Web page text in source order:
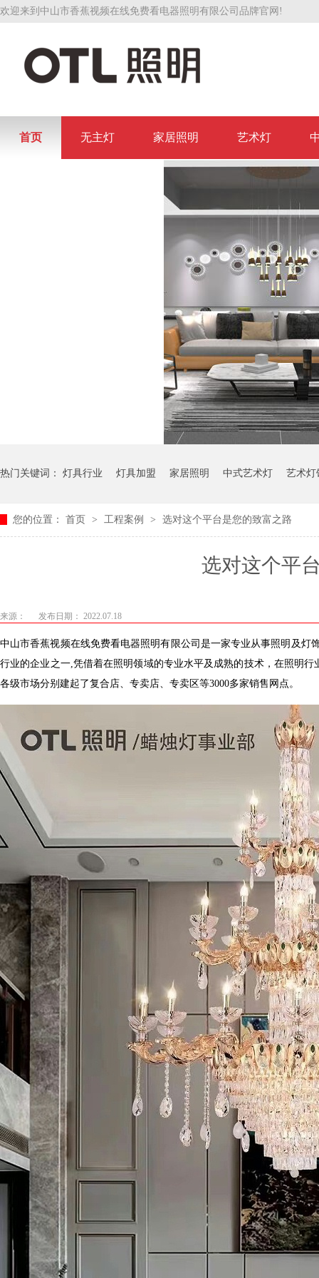
欢迎来到中山市香蕉视频在线免费看电器照明有限公司品牌官网!
首页 无主灯 家居照明 艺术灯
热门关键词： 灯具行业 灯具加盟 家居照明 中式艺术灯 艺术灯
您的位置： 首页 > 工程案例 > 选对这个平台是您的致富之路
选对这个平
来源： 发布日期： 2022.07.18
中山市香蕉视频在线免费看电器照明有限公司是一家专业从事照明及灯饰产品
行业的企业之一,凭借着在照明领域的专业水平及成熟的技术，在照明行业
各级市场分别建起了复合店、专卖店、专卖区等3000多家销售网点。